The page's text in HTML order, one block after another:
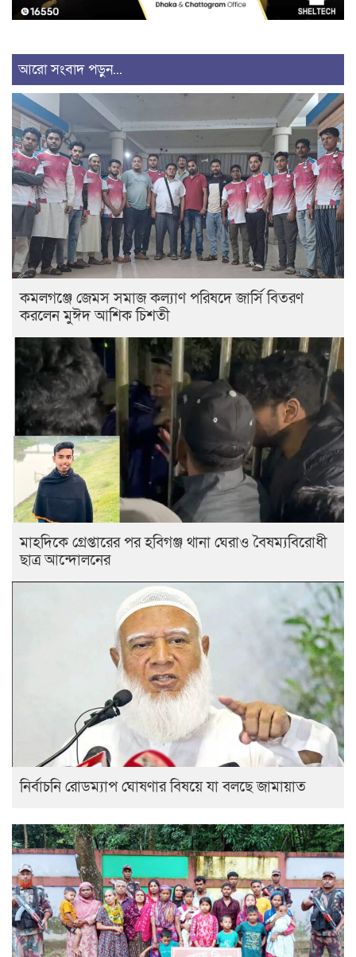
আরো সংবাদ পড়ুন...
কমলগঞ্জে জেমস সমাজ কল্যাণ পরিষদে জার্সি বিতরণ
করলেন মুঈদ আশিক চিশতী
মাহদিকে গ্রেপ্তারের পর হবিগঞ্জ থানা ঘেরাও বৈষম্যবিরোধী
ছাত্র আন্দোলনের
নির্বাচনি রোডম্যাপ ঘোষণার বিষয়ে যা বলছে জামায়াত